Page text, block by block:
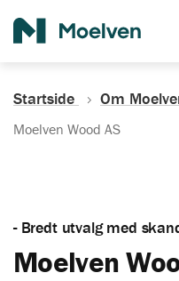
Startside Om
Moelven Wood AS
- Bredt utvalg med
Moelven